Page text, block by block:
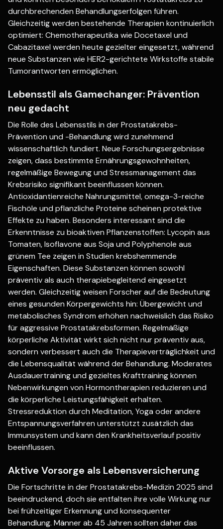
durchbrechenden Behandlungserfolgen führen.
Gleichzeitig werden bestehende Therapien kontinuierlich
optimiert: Chemotherapeutika wie Docetaxel und
Cabazitaxel werden heute gezielter eingesetzt, während
neue Substanzen wie HER2-gerichtete Wirkstoffe stabile
Tumorantworten ermöglichen.
Lebensstil als Gamechanger: Prävention
neu gedacht
Die Rolle des Lebensstils in der Prostatakrebs-
Prävention und -Behandlung wird zunehmend
wissenschaftlich fundiert. Neue Forschungsergebnisse
zeigen, dass bestimmte Ernährungsgewohnheiten,
regelmäßige Bewegung und Stressmanagement das
Krebsrisiko signifikant beeinflussen können.
Antioxidantienreiche Nahrungsmittel, omega-3-reiche
Fischöle und pflanzliche Proteine scheinen protektive
Effekte zu haben. Besonders interessant sind die
Erkenntnisse zu bioaktiven Pflanzenstoffen: Lycopin aus
Tomaten, Isoflavone aus Soja und Polyphenole aus
grünem Tee zeigen in Studien krebshemmende
Eigenschaften. Diese Substanzen können sowohl
präventiv als auch therapiebegleitend eingesetzt
werden. Gleichzeitig weisen Forscher auf die Bedeutung
eines gesunden Körpergewichts hin: Übergewicht und
metabolisches Syndrom erhöhen nachweislich das Risiko
für aggressive Prostatakrebsformen. Regelmäßige
körperliche Aktivität wirkt sich nicht nur präventiv aus,
sondern verbessert auch die Therapieverträglichkeit und
die Lebensqualität während der Behandlung. Moderates
Ausdauertraining und gezieltes Krafttraining können
Nebenwirkungen von Hormontherapien reduzieren und
die körperliche Leistungsfähigkeit erhalten.
Stressreduktion durch Meditation, Yoga oder andere
Entspannungsverfahren unterstützt zusätzlich das
Immunsystem und kann den Krankheitsverlauf positiv
beeinflussen.
Aktive Vorsorge als Lebensversicherung
Die Fortschritte in der Prostatakrebs-Medizin 2025 sind
beeindruckend, doch sie entfalten ihre volle Wirkung nur
bei frühzeitiger Erkennung und konsequenter
Behandlung. Männer ab 45 Jahren sollten daher das